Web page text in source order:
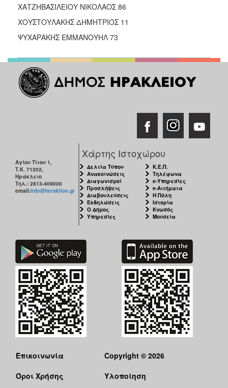
ΧΑΤΖΗΒΑΣΙΛΕΙΟΥ ΝΙΚΟΛΑΟΣ 86
ΧΟΥΣΤΟΥΛΑΚΗΣ ΔΗΜΗΤΡΙΟΣ 11
ΨΥΧΑΡΑΚΗΣ ΕΜΜΑΝΟΥΗΛ 73
Αγίου Τίτου 1,
Τ.Κ. 71202,
Ηράκλειο
Τηλ.: 2813-409000
email:info@heraklion.gr
Χάρτης Ιστοχώρου
Δελτία Τύπου
Ανακοινώσεις
Διαγωνισμοί
Προσλήψεις
Διαβουλεύσεις
Εκδηλώσεις
Ο Δήμος
Υπηρεσίες
Κ.Ε.Π.
Τηλέφωνα
e-Υπηρεσίες
e-Αιτήματα
Η Πόλη
Ιστορία
Κνωσός
Μουσεία
Επικοινωνία
Όροι Χρήσης
Copyright © 2026
Υλοποίηση